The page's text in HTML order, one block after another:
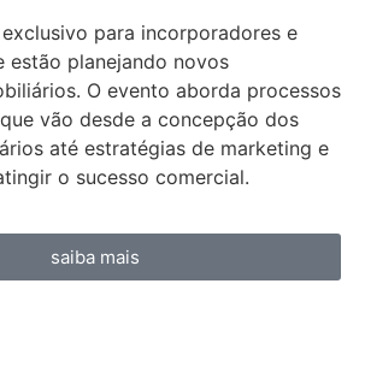
para incorporadores e
estão planejando novos
O evento aborda processos
vão desde a concepção dos
até estratégias de marketing e
o sucesso comercial.
saiba mais